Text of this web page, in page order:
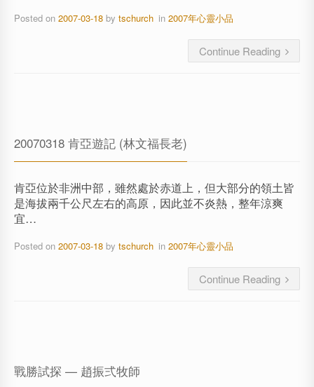
Posted on 2007-03-18 by tschurch in2007年心靈小品
Continue Reading
20070318 肯亞遊記 (林文福長老)
肯亞位於非洲中部，雖然處於赤道上，但大部分的領土皆
是海拔兩千公尺左右的高原，因此並不炎熱，整年涼爽
宜…
Posted on 2007-03-18 by tschurch in2007年心靈小品
Continue Reading
戰勝試探 — 趙振弍牧師